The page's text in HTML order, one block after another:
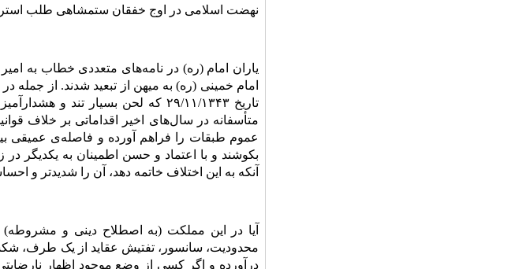
نهضت اسلامی در اوج خفقان ستمشاهی طلب
یاران امام (ره) در نامه‌های متعددی خطاب به
امام خمینی (ره) به میهن از تبعید شدند. از
تاریخ ۲۹/۱۱/۱۳۴۳ که لحن بسیار
متأسفانه در سال‌های اخیر اقداماتی بر خلاف
عموم طبقات را فراهم آورده و فاصله‌ی عمیقی
بکوشند و با اعتماد و حسن اطمینان به یکدیگر
آنکه به این اختلاف خاتمه دهد، آن را شدیدتر و
آیا در این مملکت (به اصطلاح دینی و
محدودیت، سانسور، تفتیش عقاید از یک طرف،
درآورده و اگر کسی از وضع موجود اظهار